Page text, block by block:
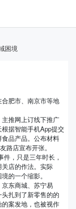
困境
肥市、南京市等地
推网上订线下推广
据智能手机App提交
品产品。公布材料
路店宣布开张。
，只是三年时长，
店的作法。实际
的一个缩影。
东商城、苏宁易
扎到了新零售的的
案发地，也被视作